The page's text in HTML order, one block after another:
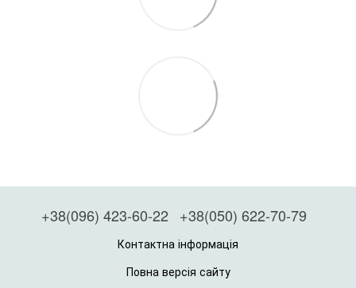
+38(096) 423-60-22 +38(050) 622-70-79
Контактна інформація
Повна версія сайту